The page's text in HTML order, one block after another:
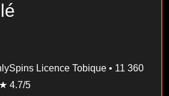
Licence Tobique • 11 360
4.7/5